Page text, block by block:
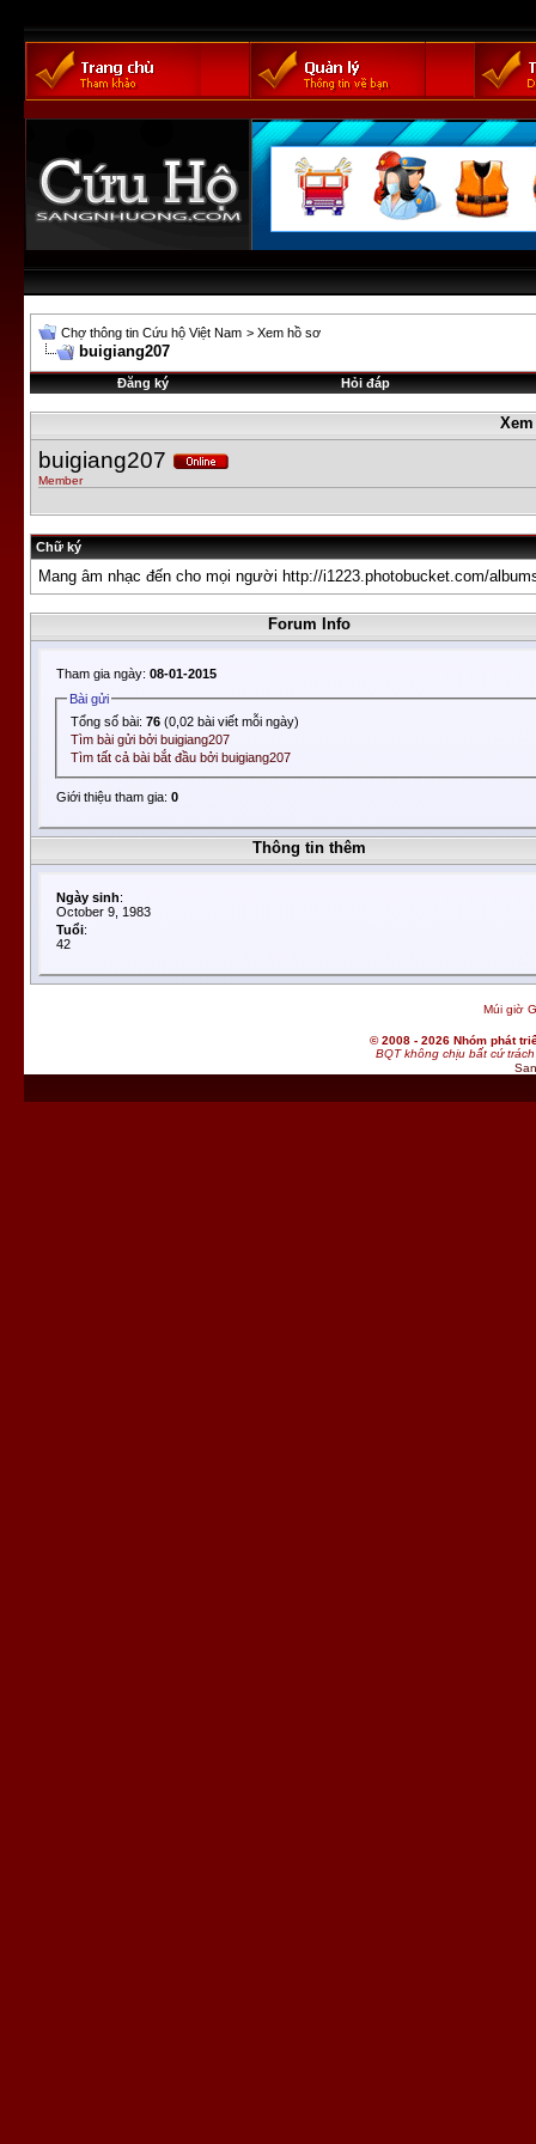
Chợ thông tin Cứu hộ Việt Nam > Xem hồ sơ
buigiang207
Đăng ký Hỏi đáp
buigiang207
Member
Chữ ký
Mang âm nhạc đến cho mọi người http://i1223.photobucket.com/
Forum Info
Tham gia ngày: 08-01-2015
Bài gửi
Tổng số bài:76 (0,02 bài viết mỗi ngày)
Tìm bài gửi bởi buigiang207
Tìm tất cả bài bắt đầu bởi buigiang207
Giới thiệu tham gia: 0
Thông tin thêm
Ngày sinh:
October 9, 1983
Tuổi:
42
Múi giờ
© 2008 - 2026 Nhóm phát
BQT không chịu bất cứ